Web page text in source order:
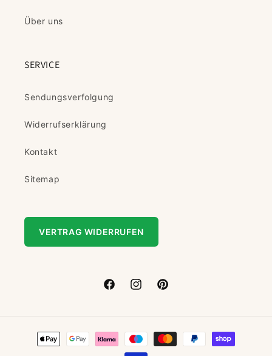
Über uns
SERVICE
Sendungsverfolgung
Widerrufserklärung
Kontakt
Sitemap
VERTRAG WIDERRUFEN
FacebookInstagramPinterest
Zahlungsmethoden